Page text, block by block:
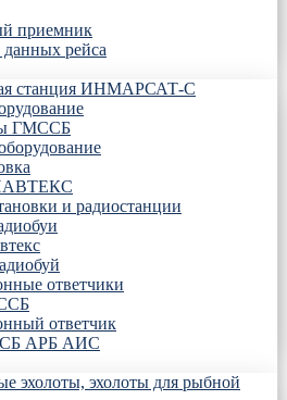
приемник
данных рейса
станция ИНМАРСАТ-С
ГМССБ
и радиостанции
ответчики
ответчик
АРБ АИС
эхолоты, эхолоты для рыбной